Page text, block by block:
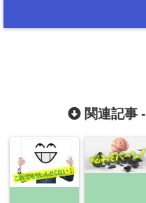
関連記事 -